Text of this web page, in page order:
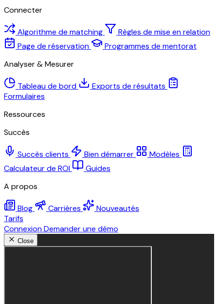
Connecter
Algorithme de matching
Règles de mise en relation
Page de réservation
Programmes de mentorat
Analyser & Mesurer
Tableau de bord
Exports de résultats
Formulaires
Ressources
Succès
Succès clients Bien démarrer
Modèles
Calculateur de ROI
Guides
A propos
Blog Carrières
Nouveautés
Tarifs
ConnexionDemander une démo
Close